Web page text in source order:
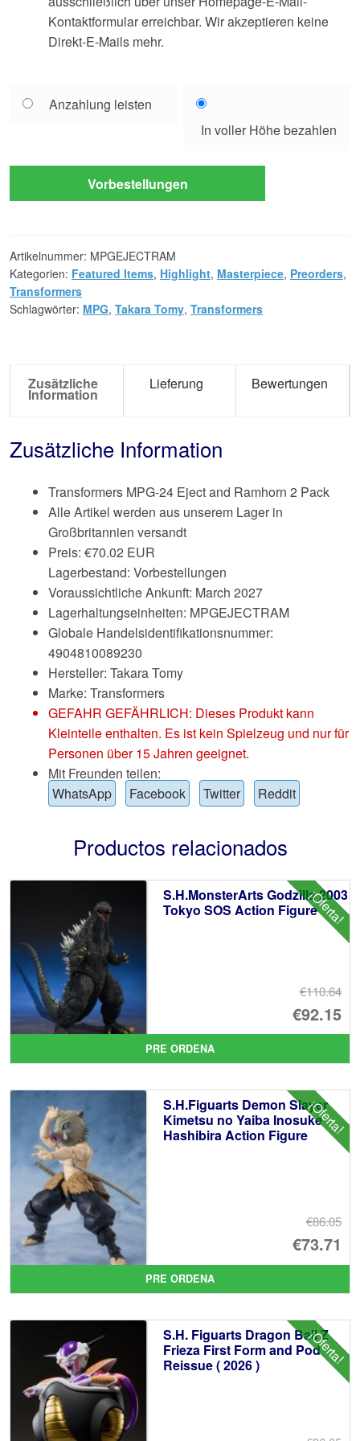
Kontaktformular erreichbar. Wir akzeptieren keine
Direkt-E-Mails mehr.
your
Anzahlung leisten
In voller Höhe bezahlen
Vorbestellungen
Artikelnummer: MPGEJECTRAM
Kategorien: Featured Items, Highlight, Masterpiece, Preorders,
Transformers
Schlagwörter: MPG, Takara Tomy, Transformers
Zusätzliche
Information
Lieferung Bewertungen
Zusätzliche Information
Transformers MPG-24 Eject and Ramhorn 2 Pack
Alle Artikel werden aus unserem Lager in
Großbritannien versandt
Preis: €70.02 EUR
Lagerbestand: Vorbestellungen
Voraussichtliche Ankunft: March 2027
Lagerhaltungseinheiten: MPGEJECTRAM
Globale Handelsidentifikationsnummer:
4904810089230
Hersteller: Takara Tomy
Marke: Transformers
GEFAHR GEFÄHRLICH: Dieses Produkt kann
Kleinteile enthalten. Es ist kein Spielzeug und nur für
Personen über 15 Jahren geeignet.
Mit Freunden teilen:
WhatsApp
Facebook Twitter Reddit
Productos relacionados
¡Oferta!
S.H.MonsterArts Godzilla 2003
Tokyo SOS Action Figure
€110.64
El
€92.15
El
PRE ORDENA
¡Oferta!
S.H.Figuarts Demon Slayer
Kimetsu no Yaiba Inosuke
Hashibira Action Figure
€86.05
€73.71
El
PRE ORDENA
¡Oferta!
S.H. Figuarts Dragon Ball Z
Frieza First Form and Pod
Reissue ( 2026 )